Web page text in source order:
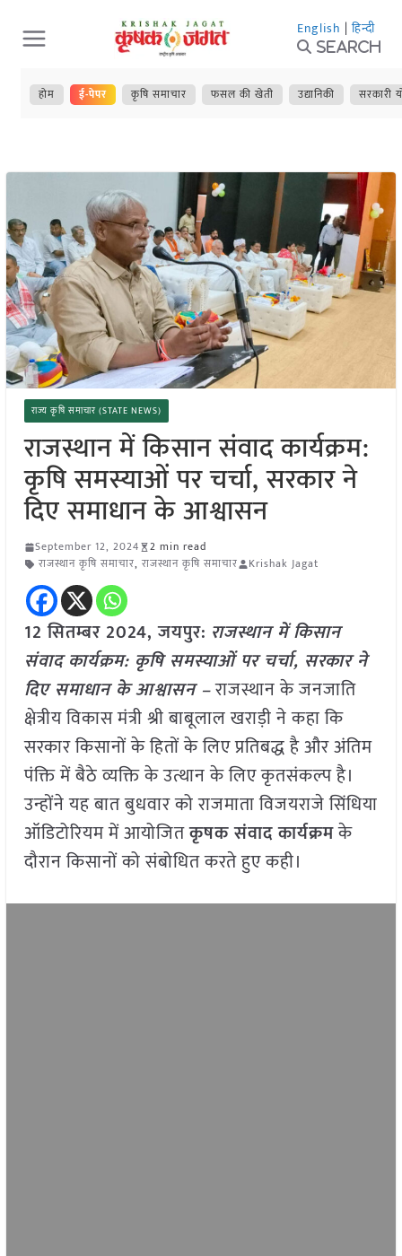
Skip
to
content
English | हिन्दी
Search
होम ई-पेपर कृषि समाचार फसल की खेती उद्यानिकी सरकारी
राज्य कृषि समाचार (STATE NEWS)
राजस्थान में किसान संवाद कार्यक्रम:
कृषि समस्याओं पर चर्चा, सरकार ने
दिए समाधान के आश्वासन
September 12, 2024
2 min read
राजस्थान कृषि समाचार, राजस्थान कृषि समाचार Krishak Jagat
12 सितम्बर 2024, जयपुर: राजस्थान में किसान
संवाद कार्यक्रम: कृषि समस्याओं पर चर्चा, सरकार ने
दिए समाधान के आश्वासन –राजस्थान के जनजाति
क्षेत्रीय विकास मंत्री श्री बाबूलाल खराड़ी ने कहा कि
सरकार किसानों के हितों के लिए प्रतिबद्ध है और अंतिम
पंक्ति में बैठे व्यक्ति के उत्थान के लिए कृतसंकल्प है।
उन्होंने यह बात बुधवार को राजमाता विजयराजे सिंधिया
ऑडिटोरियम में आयोजितकृषक संवाद कार्यक्रमके
दौरान किसानों को संबोधित करते हुए कही।